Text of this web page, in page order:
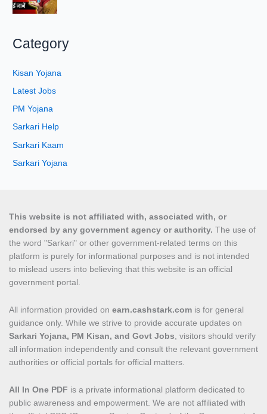
Category
Kisan Yojana
Latest Jobs
PM Yojana
Sarkari Help
Sarkari Kaam
Sarkari Yojana
This website is not affiliated with, associated with, or
endorsed by any government agency or authority. The use of
the word "Sarkari" or other government-related terms on this
platform is purely for informational purposes and is not intended
to mislead users into believing that this website is an official
government portal.
All information provided on earn.cashstark.com is for general
guidance only. While we strive to provide accurate updates on
Sarkari Yojana, PM Kisan, and Govt Jobs, visitors should verify
all information independently and consult the relevant government
authorities or official portals for official matters.
All In One PDF is a private informational platform dedicated to
public awareness and empowerment. We are not affiliated with